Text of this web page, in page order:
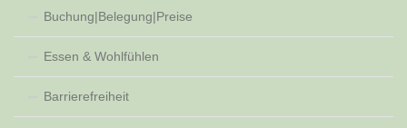
Buchung|Belegung|Preise
Essen & Wohlfühlen
Barrierefreiheit